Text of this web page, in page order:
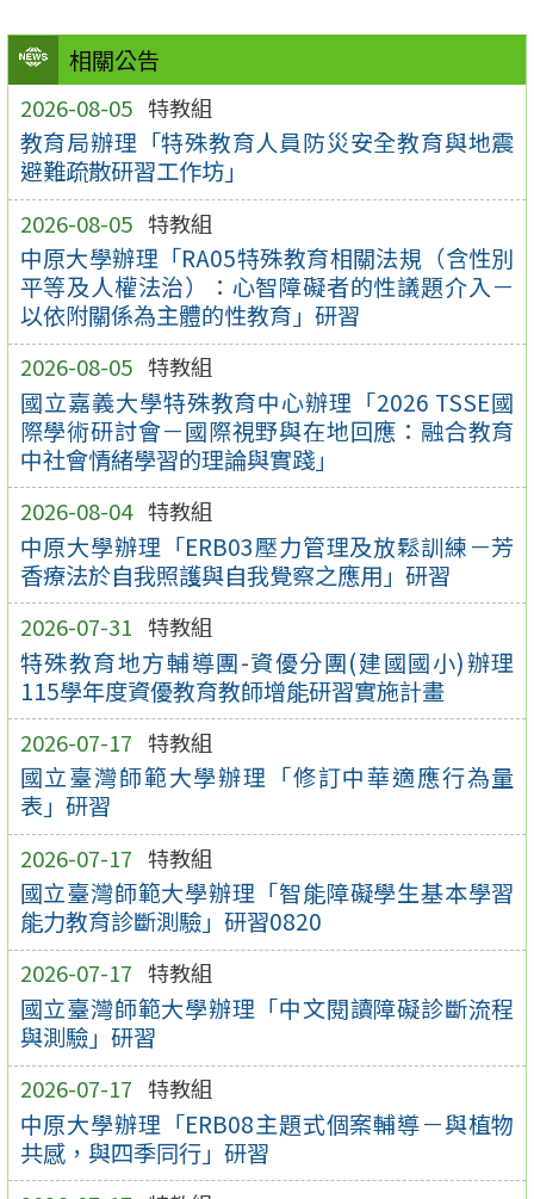
相關公告
2026-08-05 特教組
教育局辦理「特殊教育人員防災安全教育與地震
避難疏散研習工作坊」
2026-08-05 特教組
中原大學辦理「RA05特殊教育相關法規（含性別
平等及人權法治）：心智障礙者的性議題介入－
以依附關係為主體的性教育」研習
2026-08-05 特教組
國立嘉義大學特殊教育中心辦理「2026 TSSE國
際學術研討會－國際視野與在地回應：融合教育
中社會情緒學習的理論與實踐」
2026-08-04 特教組
中原大學辦理「ERB03壓力管理及放鬆訓練－芳
香療法於自我照護與自我覺察之應用」研習
2026-07-31 特教組
特殊教育地方輔導團-資優分團(建國國小)辦理
115學年度資優教育教師增能研習實施計畫
2026-07-17 特教組
國立臺灣師範大學辦理「修訂中華適應行為量
表」研習
2026-07-17 特教組
國立臺灣師範大學辦理「智能障礙學生基本學習
能力教育診斷測驗」研習0820
2026-07-17 特教組
國立臺灣師範大學辦理「中文閱讀障礙診斷流程
與測驗」研習
2026-07-17 特教組
中原大學辦理「ERB08主題式個案輔導－與植物
共感，與四季同行」研習